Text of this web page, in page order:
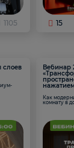
1105 15
слоев Вебинар
Как
комнату в